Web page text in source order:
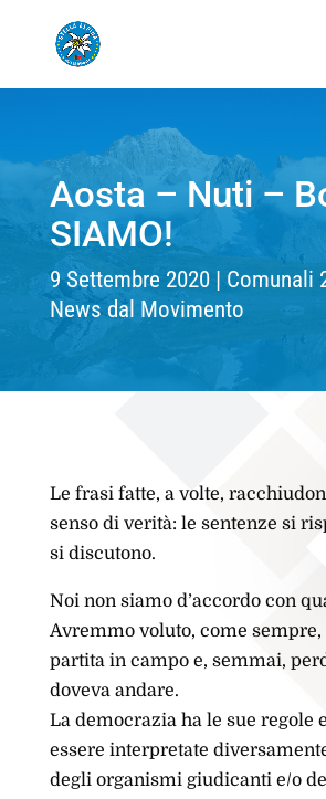
Aosta – Nuti –
SIAMO!
9 Settembre 2020 Comunali
News dal Movimento
Le frasi fatte, a volte,
senso di verità: le sentenze si
si discutono.
Noi non siamo d’accordo con
Avremmo voluto, come
partita in campo e, semmai,
doveva andare.
La democrazia ha le sue regole
essere interpretate
degli organismi giudicanti e/o